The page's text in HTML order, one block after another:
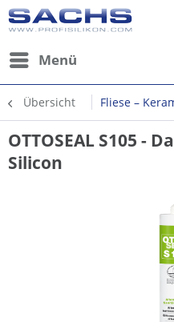
Menü
Übersicht Fliese –
OTTOSEAL S105 -
Silicon